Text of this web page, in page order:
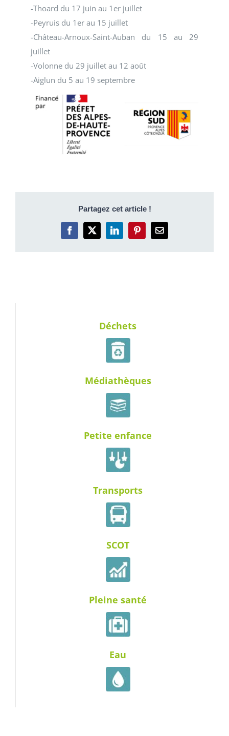
-Thoard du 17 juin au 1er juillet
-Peyruis du 1er au 15 juillet
-Château-Arnoux-Saint-Auban du 15 au 29
juillet
-Volonne du 29 juillet au 12 août
-Aiglun du 5 au 19 septembre
Partagez cet article !
Facebook
X LinkedInPinterestEmail
Déchets
Médiathèques
Petite enfance
Transports
SCOT
Pleine santé
Eau